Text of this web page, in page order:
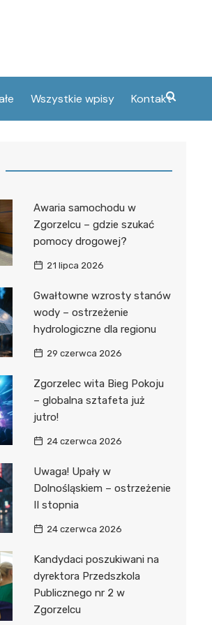
Wszystkie wpisy Kontakt
Awaria samochodu w
Zgorzelcu – gdzie szukać
pomocy drogowej?
21 lipca 2026
Gwałtowne wzrosty stanów
wody – ostrzeżenie
hydrologiczne dla regionu
29 czerwca 2026
Zgorzelec wita Bieg Pokoju
– globalna sztafeta już
jutro!
24 czerwca 2026
Uwaga! Upały w
Dolnośląskiem – ostrzeżenie
II stopnia
24 czerwca 2026
Kandydaci poszukiwani na
dyrektora Przedszkola
Publicznego nr 2 w
Zgorzelcu